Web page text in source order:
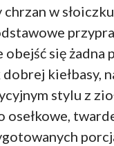
w
się żadna
dobrej kiełbasy,
stylu z
osełkowe,